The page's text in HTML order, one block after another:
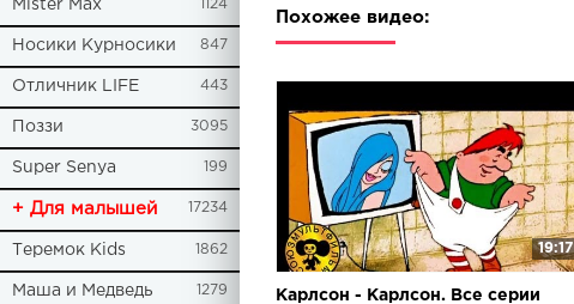
Mister Max 1124
Носики Курносики 847
Отличник LIFE 443
Поззи 3095
Super Senya 199
+ Для малышей 17234
Теремок Kids 1862
Маша и Медведь 1279
Похожее видео:
19:17
Карлсон - Карлсон. Все серии